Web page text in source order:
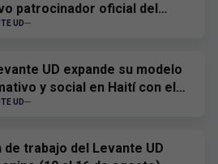
patrocinador oficial del
UD para la temporada
UD
UD expande su modelo
y social en Haití con el
de un 'ID Talent' en
UD
de trabajo del Levante UD